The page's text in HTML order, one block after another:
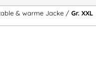
im Freienodersportliche
& warme Jacke / Gr. XXL